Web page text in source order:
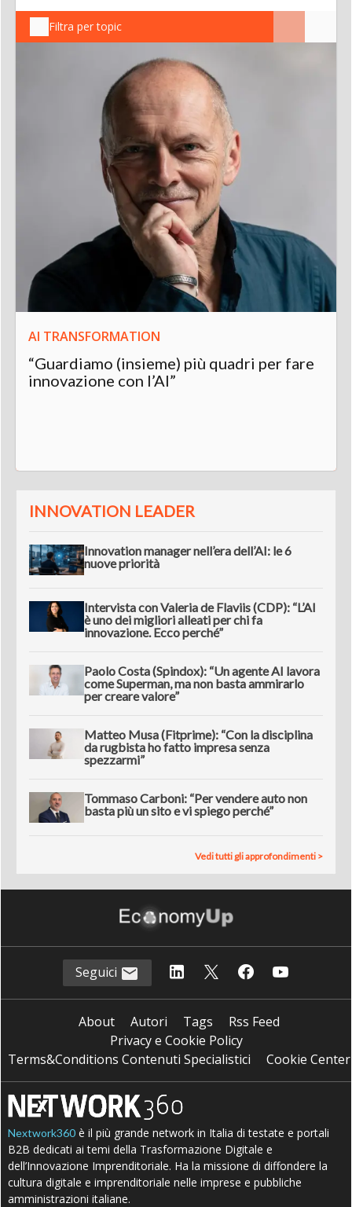
Filtra per topic
AI TRANSFORMATION
“Guardiamo (insieme) più quadri per fare
innovazione con l’AI”
INNOVATION LEADER
Innovation manager nell’era dell’AI: le 6
nuove priorità
Intervista con Valeria de Flaviis (CDP): “L’AI
è uno dei migliori alleati per chi fa
innovazione. Ecco perché”
Paolo Costa (Spindox): “Un agente AI lavora
come Superman, ma non basta ammirarlo
per creare valore”
Matteo Musa (Fitprime): “Con la disciplina
da rugbista ho fatto impresa senza
spezzarmi”
Tommaso Carboni: “Per vendere auto non
basta più un sito e vi spiego perché”
Vedi tutti gli approfondimenti >
Seguici
About Autori Tags
Rss Feed
Privacy e Cookie Policy
Terms&Conditions Contenuti Specialistici
Cookie Center
Nextwork360 è il più grande network in Italia di testate e portali
B2B dedicati ai temi della Trasformazione Digitale e
dell’Innovazione Imprenditoriale. Ha la missione di diffondere la
cultura digitale e imprenditoriale nelle imprese e pubbliche
amministrazioni italiane.